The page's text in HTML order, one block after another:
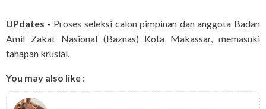
UPdates - Proses seleksi calon pimpinan dan anggota Badan
Amil Zakat Nasional (Baznas) Kota Makassar, memasuki
tahapan krusial.
You may also like :